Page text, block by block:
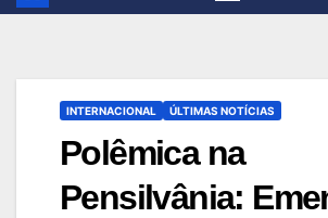
INTERNACIONAL ÚLTIMAS NOTÍCIAS
Polêmica na
Pensilvânia: